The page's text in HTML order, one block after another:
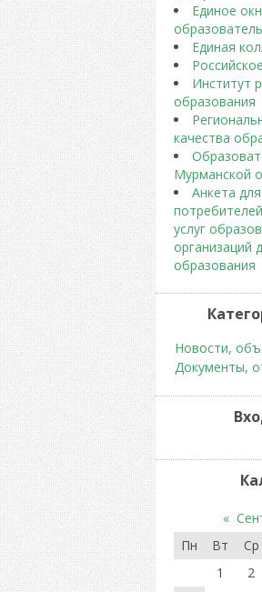
Единое
Единая
Институт
образования
качества
Мурманской
Анкета
услуг
организаций
образования
Новости,
Документы,
«
Пн
Вт Ср
1
2